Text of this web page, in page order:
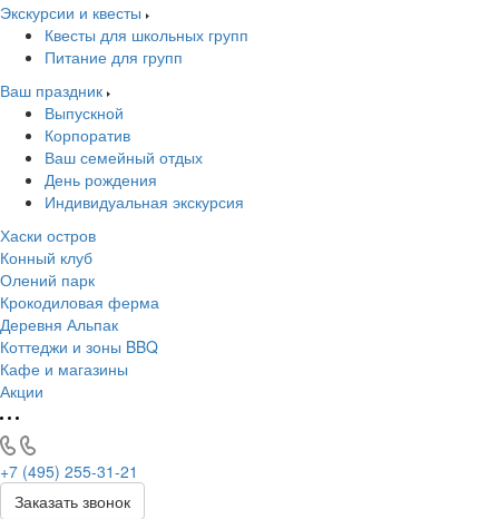
Экскурсии и квесты
Квесты для школьных групп
Питание для групп
Ваш праздник
Выпускной
Корпоратив
Ваш семейный отдых
День рождения
Индивидуальная экскурсия
Хаски остров
Конный клуб
Олений парк
Крокодиловая ферма
Деревня Альпак
Коттеджи и зоны BBQ
Кафе и магазины
Акции
+7 (495) 255-31-21
Заказать звонок